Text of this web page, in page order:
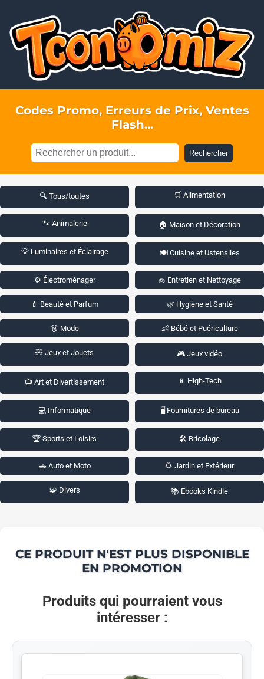
Codes Promo, Erreurs de Prix, Ventes
Flash...
Rechercher
🔍 Tous/toutes 🛒 Alimentation
🐾 Animalerie 🏠 Maison et Décoration
💡 Luminaires et Éclairage 🍽️ Cuisine et Ustensiles
⚙️ Électroménager 🧽 Entretien et Nettoyage
💄 Beauté et Parfum 🌿 Hygiène et Santé
👗 Mode 👶 Bébé et Puériculture
🧸 Jeux et Jouets 🎮 Jeux vidéo
📺 Art et Divertissement 📱 High-Tech
💻 Informatique 🖥️ Fournitures de bureau
🏆 Sports et Loisirs 🛠️ Bricolage
🚗 Auto et Moto 🌻 Jardin et Extérieur
🧩 Divers 📚 Ebooks Kindle
CE PRODUIT N'EST PLUS DISPONIBLE
EN PROMOTION
Produits qui pourraient vous
intéresser :